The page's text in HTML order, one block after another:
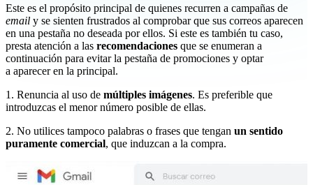
Este es el propósito principal de quienes recurren a campañas de
email y se sienten frustrados al comprobar que sus correos aparecen
en una pestaña no deseada por ellos. Si este es también tu caso,
presta atención a las recomendaciones que se enumeran a
continuación para evitar la pestaña de promociones y optar
a aparecer en la principal.
1. Renuncia al uso de múltiples imágenes. Es preferible que
introduzcas el menor número posible de ellas.
2. No utilices tampoco palabras o frases que tengan un sentido
puramente comercial, que induzcan a la compra.